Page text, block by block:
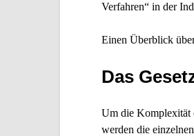
Verfahren“ in der
Einen Überblick
Das
Um die Komplexität
werden die